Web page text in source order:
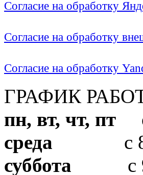
Согласие на обработку
Согласие на обработку
Согласие на обработку
ГРАФИК
пн, вт, чт, пт с
среда с
суббота с